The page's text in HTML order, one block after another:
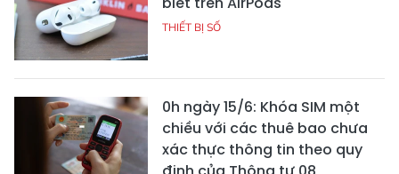
THIẾT BỊ SỐ
0h ngày 15/6: Khóa SIM một
chiều với các thuê bao chưa
xác thực thông tin theo quy